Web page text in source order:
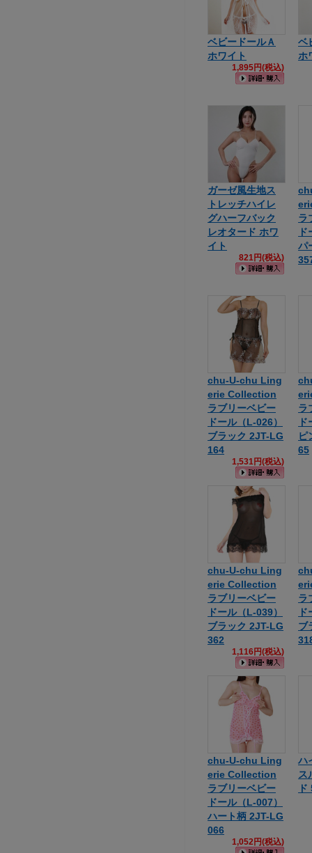
ベビードールＡ
ホワイト
1,895円(税込)
ベ
ホ
ガーゼ風生地ス
トレッチハイレ
グハーフバック
レオタード ホワ
イト
821円(税込)
ラ
パ
chu-U-chu Ling
erie Collection
ラブリーベビー
ドール（L-026）
ブラック 2JT-LG
164
1,531円(税込)
ラ
ピ
65
chu-U-chu Ling
erie Collection
ラブリーベビー
ドール（L-039）
ブラック 2JT-LG
362
1,116円(税込)
ラ
ブ
chu-U-chu Ling
erie Collection
ラブリーベビー
ドール（L-007）
ハート柄 2JT-LG
066
1,052円(税込)
ハ
ス